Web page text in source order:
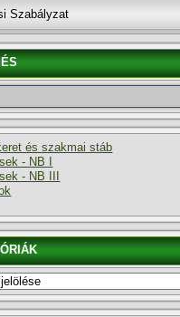
Szabályzat
és szakmai stáb
- NB I
- NB III